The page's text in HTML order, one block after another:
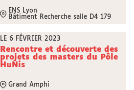
ENS Lyon
Bâtiment Recherche salle D4 179
LE 6 FÉVRIER 2023
Rencontre et découverte des
projets des masters du Pôle
HuNis
Grand Amphi